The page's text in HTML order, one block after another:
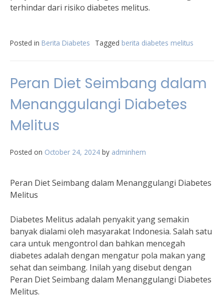
terhindar dari risiko diabetes melitus.
Posted in Berita Diabetes Tagged berita diabetes melitus
Peran Diet Seimbang dalam
Menanggulangi Diabetes
Melitus
Posted on October 24, 2024 by adminhem
Peran Diet Seimbang dalam Menanggulangi Diabetes
Melitus
Diabetes Melitus adalah penyakit yang semakin
banyak dialami oleh masyarakat Indonesia. Salah satu
cara untuk mengontrol dan bahkan mencegah
diabetes adalah dengan mengatur pola makan yang
sehat dan seimbang. Inilah yang disebut dengan
Peran Diet Seimbang dalam Menanggulangi Diabetes
Melitus.